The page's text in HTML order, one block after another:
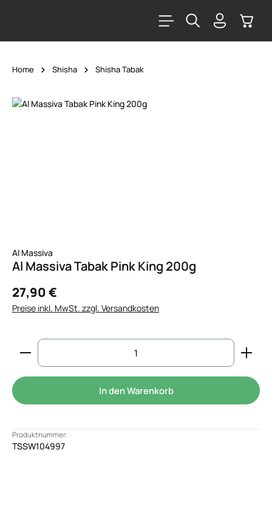
Home Shisha Shisha Tabak
Bildergalerie überspringen
Al Massiva
Al Massiva Tabak Pink King 200g
27,90 €
Preise inkl. MwSt. zzgl. Versandkosten
Produkt Anzahl: Gib den gewünschten Wert
In den Warenkorb
Produktnummer:
TSSW104997